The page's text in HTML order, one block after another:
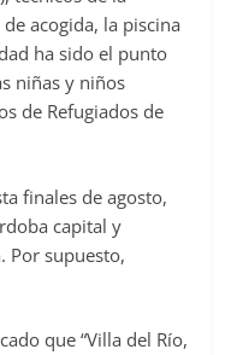
acogida, la piscina
ha sido el punto
niñas y niños
de Refugiados de
finales de agosto,
capital y
Por supuesto,
que “Villa del Río,